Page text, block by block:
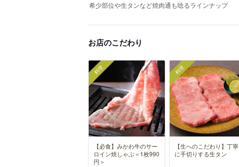
希少部位や生タンなど焼肉通も唸るラインナップ
お店のこだわり
料理
【必食】みかわ牛のサー
ロイン焼しゃぶ＜1枚990
円＞
料理
【生へのこだわり】丁寧
に手切りする生タン